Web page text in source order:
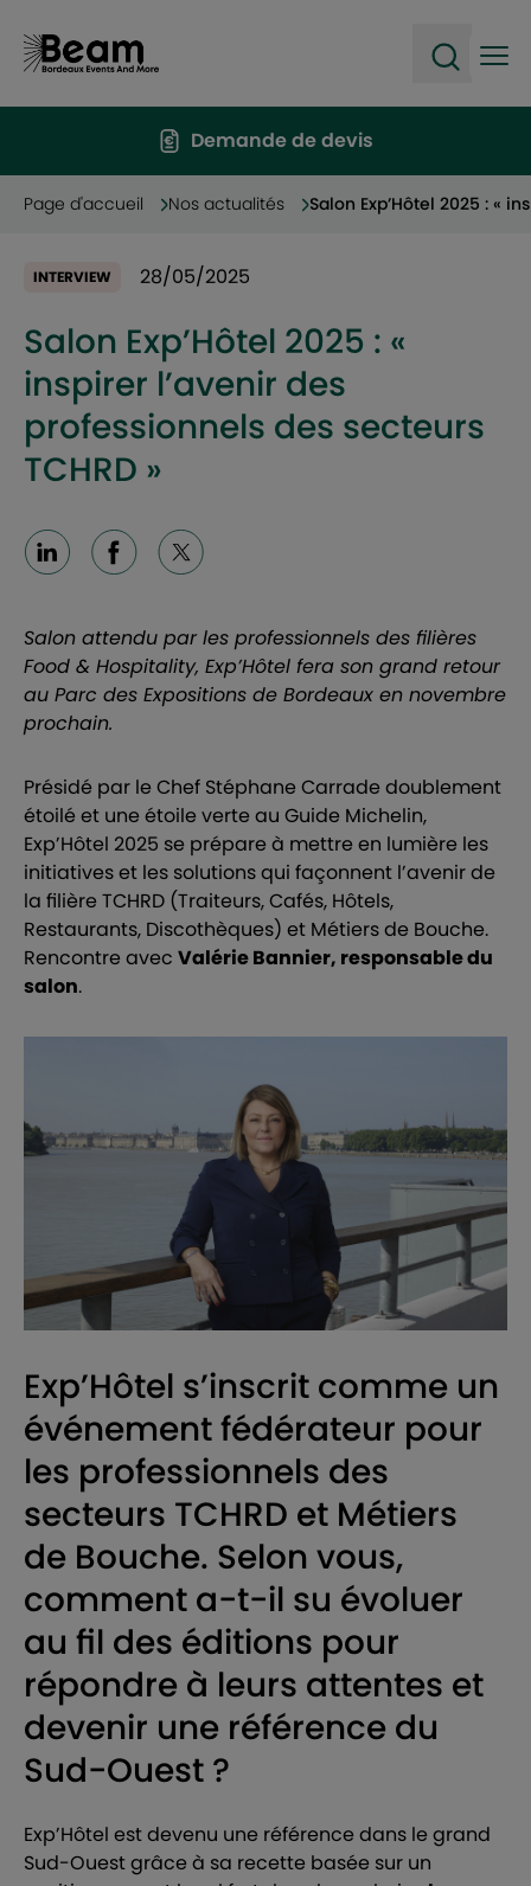
Demande de devis
Page d'accueil Nos actualités Salon Exp’Hôtel 2025 : «
INTERVIEW 28/05/2025
Salon Exp’Hôtel 2025 : «
inspirer l’avenir des
professionnels des secteurs
TCHRD »
LinkedinFacebook
X
Salon attendu par les professionnels des filières
Food & Hospitality, Exp’Hôtel fera son grand retour
au Parc des Expositions de Bordeaux en novembre
prochain.
Présidé par le Chef Stéphane Carrade doublement
étoilé et une étoile verte au Guide Michelin,
Exp’Hôtel 2025 se prépare à mettre en lumière les
initiatives et les solutions qui façonnent l’avenir de
la filière TCHRD (Traiteurs, Cafés, Hôtels,
Restaurants, Discothèques) et Métiers de Bouche.
Rencontre avec Valérie Bannier, responsable du
salon.
Exp’Hôtel s’inscrit comme un
événement fédérateur pour
les professionnels des
secteurs TCHRD et Métiers
de Bouche. Selon vous,
comment a-t-il su évoluer
au fil des éditions pour
répondre à leurs attentes et
devenir une référence du
Sud-Ouest ?
Exp’Hôtel est devenu une référence dans le grand
Sud-Ouest grâce à sa recette basée sur un